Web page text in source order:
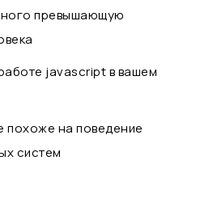
превышающую
javascript в вашем
похоже на поведение
систем